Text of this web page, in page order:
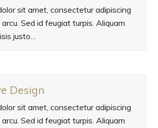
sit amet, consectetur adipiscing
Sed id feugiat turpis. Aliquam
justo…
Design
sit amet, consectetur adipiscing
Sed id feugiat turpis. Aliquam